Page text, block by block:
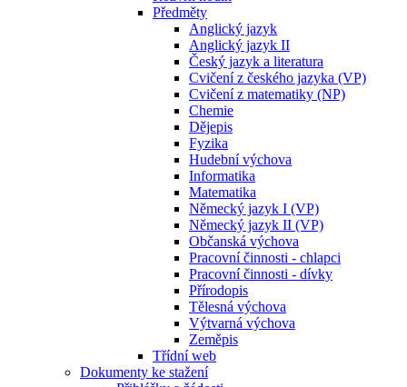
Předměty
Anglický jazyk
Anglický jazyk II
Český jazyk a literatura
Cvičení z českého jazyka (VP)
Cvičení z matematiky (NP)
Chemie
Dějepis
Fyzika
Hudební výchova
Informatika
Matematika
Německý jazyk I (VP)
Německý jazyk II (VP)
Občanská výchova
Pracovní činnosti - chlapci
Pracovní činnosti - dívky
Přírodopis
Tělesná výchova
Výtvarná výchova
Zeměpis
Třídní web
Dokumenty ke stažení